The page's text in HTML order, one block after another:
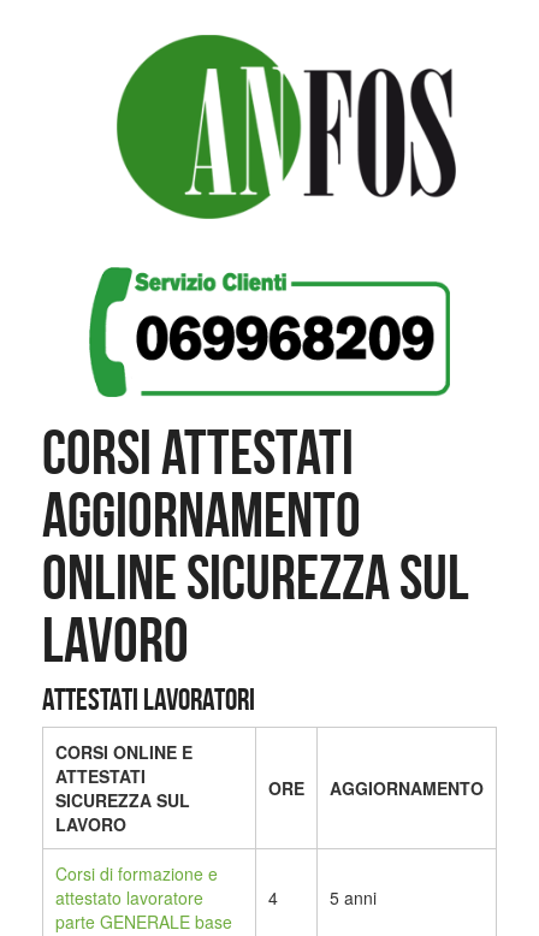
CORSI ATTESTATI
AGGIORNAMENTO
ONLINE SICUREZZA SUL
LAVORO
ATTESTATI LAVORATORI
CORSI ONLINE E
ATTESTATI
SICUREZZA SUL
LAVORO
ORE AGGIORNAMENTO
Corsi di formazione e
attestato lavoratore
parte GENERALE base
4 5 anni